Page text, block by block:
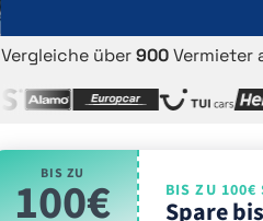
Vergleiche über900Vermieter
BIS ZU
100€ BIS ZU 100€
Spare